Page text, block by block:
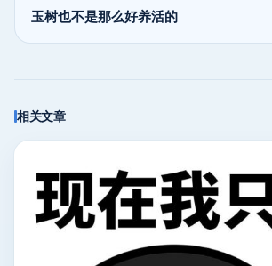
玉树也不是那么好养活的
相关文章